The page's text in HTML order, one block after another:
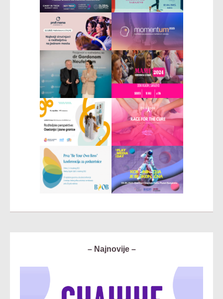
– Najnovije –